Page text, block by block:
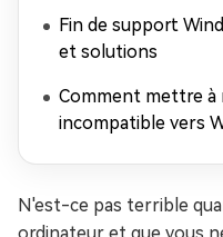
Fin de support
et solutions
Comment mettre à
incompatible vers
N'est-ce pas terrible